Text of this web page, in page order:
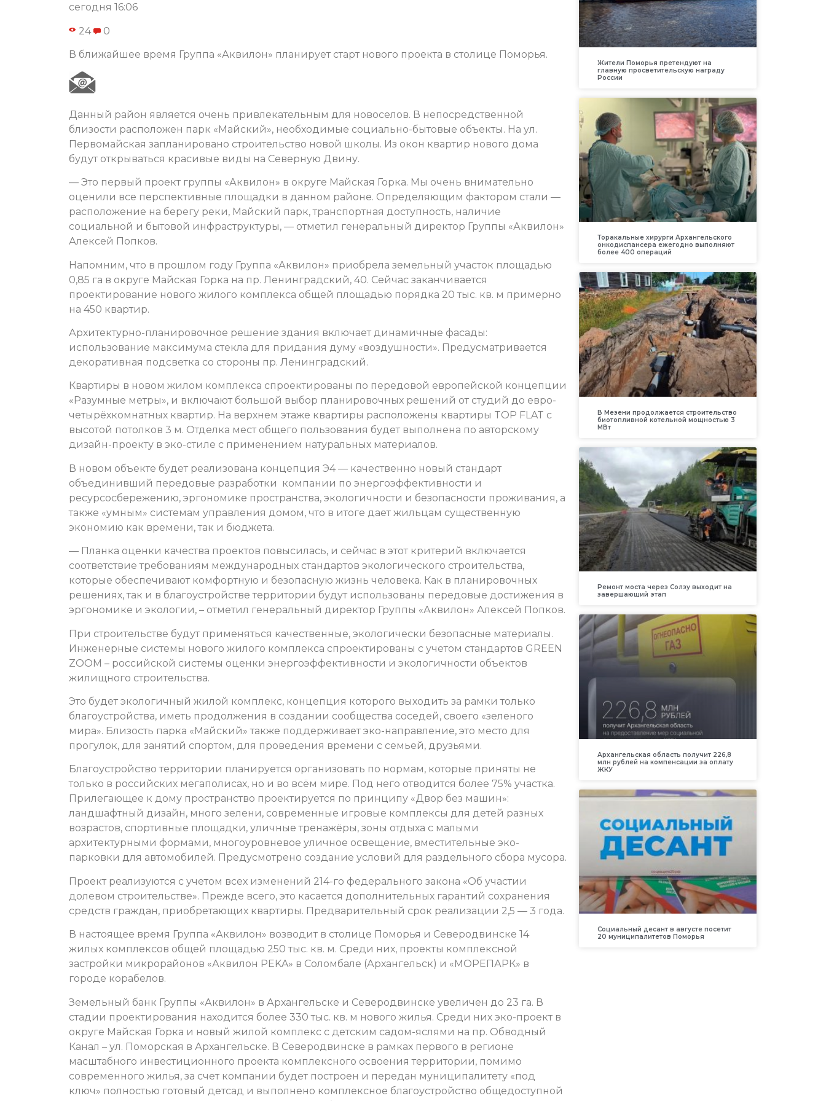
сегодня 16:06
24 0
В ближайшее время Группа «Аквилон» планирует старт нового проекта в столице Поморья.
Данный район является очень привлекательным для новоселов. В непосредственной
близости расположен парк «Майский», необходимые социально-бытовые объекты. На ул.
Первомайская запланировано строительство новой школы. Из окон квартир нового дома
будут открываться красивые виды на Северную Двину.
— Это первый проект группы «Аквилон» в округе Майская Горка. Мы очень внимательно
оценили все перспективные площадки в данном районе. Определяющим фактором стали —
расположение на берегу реки, Майский парк, транспортная доступность, наличие
социальной и бытовой инфраструктуры, — отметил генеральный директор Группы «Аквилон»
Алексей Попков.
Напомним, что в прошлом году Группа «Аквилон» приобрела земельный участок площадью
0,85 га в округе Майская Горка на пр. Ленинградский, 40. Сейчас заканчивается
проектирование нового жилого комплекса общей площадью порядка 20 тыс. кв. м примерно
на 450 квартир.
Архитектурно-планировочное решение здания включает динамичные фасады:
использование максимума стекла для придания думу «воздушности». Предусматривается
декоративная подсветка со стороны пр. Ленинградский.
Квартиры в новом жилом комплекса спроектированы по передовой европейской концепции
«Разумные метры», и включают большой выбор планировочных решений от студий до евро-
четырёхкомнатных квартир. На верхнем этаже квартиры расположены квартиры TOP FLAT с
высотой потолков 3 м. Отделка мест общего пользования будет выполнена по авторскому
дизайн-проекту в эко-стиле с применением натуральных материалов.
В новом объекте будет реализована концепция Э4 — качественно новый стандарт
объединивший передовые разработки компании по энергоэффективности и
ресурсосбережению, эргономике пространства, экологичности и безопасности проживания, а
также «умным» системам управления домом, что в итоге дает жильцам существенную
экономию как времени, так и бюджета.
— Планка оценки качества проектов повысилась, и сейчас в этот критерий включается
соответствие требованиям международных стандартов экологического строительства,
которые обеспечивают комфортную и безопасную жизнь человека. Как в планировочных
решениях, так и в благоустройстве территории будут использованы передовые достижения в
эргономике и экологии, – отметил генеральный директор Группы «Аквилон» Алексей Попков.
При строительстве будут применяться качественные, экологически безопасные материалы.
Инженерные системы нового жилого комплекса спроектированы с учетом стандартов GREEN
ZOOM – российской системы оценки энергоэффективности и экологичности объектов
жилищного строительства.
Это будет экологичный жилой комплекс, концепция которого выходить за рамки только
благоустройства, иметь продолжения в создании сообщества соседей, своего «зеленого
мира». Близость парка «Майский» также поддерживает эко-направление, это место для
прогулок, для занятий спортом, для проведения времени с семьей, друзьями.
Благоустройство территории планируется организовать по нормам, которые приняты не
только в российских мегаполисах, но и во всём мире. Под него отводится более 75% участка.
Прилегающее к дому пространство проектируется по принципу «Двор без машин»:
ландшафтный дизайн, много зелени, современные игровые комплексы для детей разных
возрастов, спортивные площадки, уличные тренажёры, зоны отдыха с малыми
архитектурными формами, многоуровневое уличное освещение, вместительные эко-
парковки для автомобилей. Предусмотрено создание условий для раздельного сбора мусора.
Проект реализуются с учетом всех изменений 214-го федерального закона «Об участии
долевом строительстве». Прежде всего, это касается дополнительных гарантий сохранения
средств граждан, приобретающих квартиры. Предварительный срок реализации 2,5 — 3 года.
В настоящее время Группа «Аквилон» возводит в столице Поморья и Северодвинске 14
жилых комплексов общей площадью 250 тыс. кв. м. Среди них, проекты комплексной
застройки микрорайонов «Аквилон РEKA» в Соломбале (Архангельск) и «МОРЕПАРК» в
городе корабелов.
Земельный банк Группы «Аквилон» в Архангельске и Северодвинске увеличен до 23 га. В
стадии проектирования находится более 330 тыс. кв. м нового жилья. Среди них эко-проект в
округе Майская Горка и новый жилой комплекс с детским садом-яслями на пр. Обводный
Канал – ул. Поморская в Архангельске. В Северодвинске в рамках первого в регионе
масштабного инвестиционного проекта комплексного освоения территории, помимо
современного жилья, за счет компании будет построен и передан муниципалитету «под
ключ» полностью готовый детсад и выполнено комплексное благоустройство общедоступной
Жители Поморья претендуют на
главную просветительскую награду
России
Торакальные хирурги Архангельского
онкодиспансера ежегодно выполняют
более 400 операций
В Мезени продолжается строительство
биотопливной котельной мощностью 3
МВт
Ремонт моста через Солзу выходит на
завершающий этап
Архангельская область получит 226,8
млн рублей на компенсации за оплату
ЖКУ
Социальный десант в августе посетит
20 муниципалитетов Поморья